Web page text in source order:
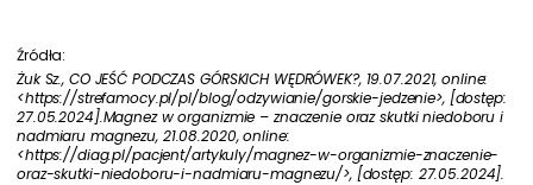
Źródła:
Żuk Sz., CO JEŚĆ PODCZAS GÓRSKICH WĘDRÓWEK?, 19.07.2021, online:
<https://strefamocy.pl/pl/blog/odzywianie/gorskie-jedzenie>, [dostęp:
27.05.2024].Magnez w organizmie – znaczenie oraz skutki niedoboru i
nadmiaru magnezu, 21.08.2020, online:
<https://diag.pl/pacjent/artykuly/magnez-w-organizmie-znaczenie-
oraz-skutki-niedoboru-i-nadmiaru-magnezu/>, [dostęp: 27.05.2024].